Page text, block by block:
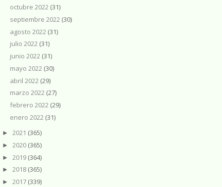
octubre 2022 (31)
septiembre 2022 (30)
agosto 2022 (31)
julio 2022 (31)
junio 2022 (31)
mayo 2022 (30)
abril 2022 (29)
marzo 2022 (27)
febrero 2022 (29)
enero 2022 (31)
► 2021 (365)
► 2020 (365)
► 2019 (364)
► 2018 (365)
► 2017 (339)